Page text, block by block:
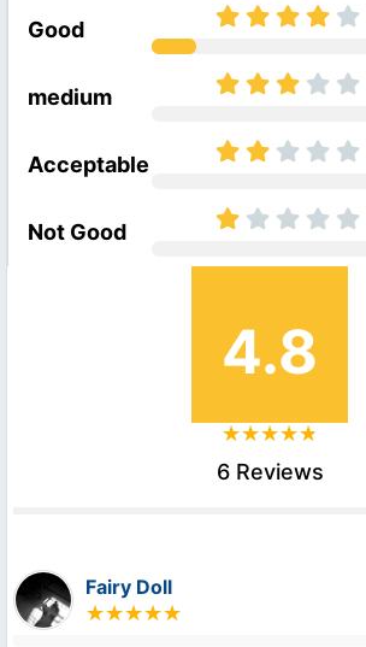
Good
medium
Acceptable
Not Good
4.8
6 Reviews
Fairy Doll